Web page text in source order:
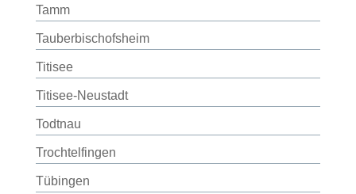
Tamm
Tauberbischofsheim
Titisee
Titisee-Neustadt
Todtnau
Trochtelfingen
Tübingen